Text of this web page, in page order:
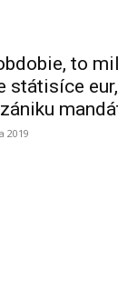
to
státisíce
2019